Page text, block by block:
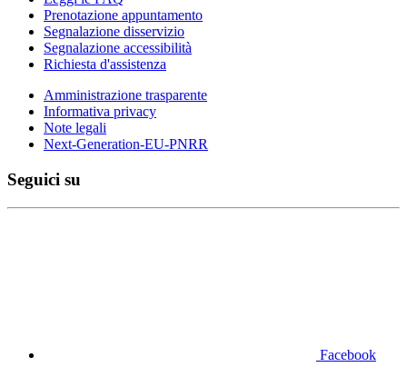
Prenotazione appuntamento
Segnalazione disservizio
Segnalazione accessibilità
Richiesta d'assistenza
Amministrazione trasparente
Informativa privacy
Note legali
Next-Generation-EU-PNRR
Seguici su
Facebook